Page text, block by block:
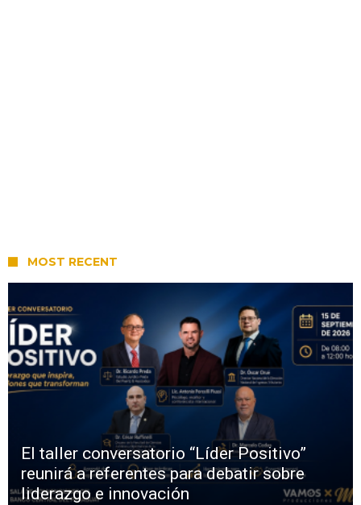
MOST RECENT
El taller conversatorio “Líder Positivo”
reunirá a referentes para debatir sobre
liderazgo e innovación